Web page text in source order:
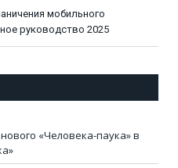
мобильного
руководство 2025
«Человека-паука» в